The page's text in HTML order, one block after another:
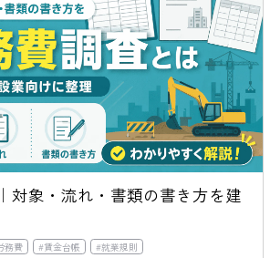
対象・流れ・書類の書き方を建
務費 #賃金台帳 #就業規則